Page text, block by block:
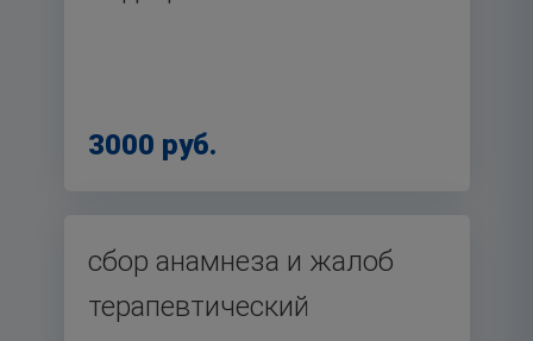
3000 руб.
сбор анамнеза и жалоб
терапевтический